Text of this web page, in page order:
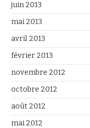
juin 2013
mai 2013
avril 2013
février 2013
novembre 2012
octobre 2012
août 2012
mai 2012